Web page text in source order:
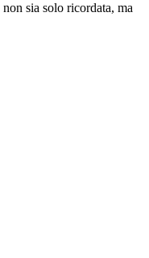
sia solo ricordata, ma